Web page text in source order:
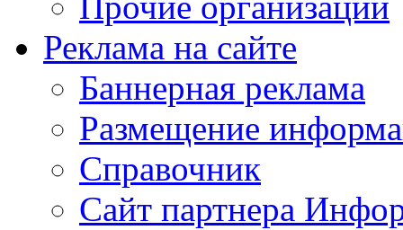
Реклама на сайте
Баннерная реклама
Размещение
Справочник
Сайт партнера